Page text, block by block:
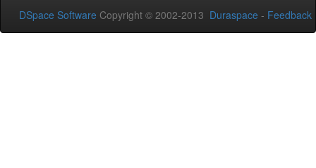
DSpace Software Copyright © 2002-2013 Duraspace - Feedback